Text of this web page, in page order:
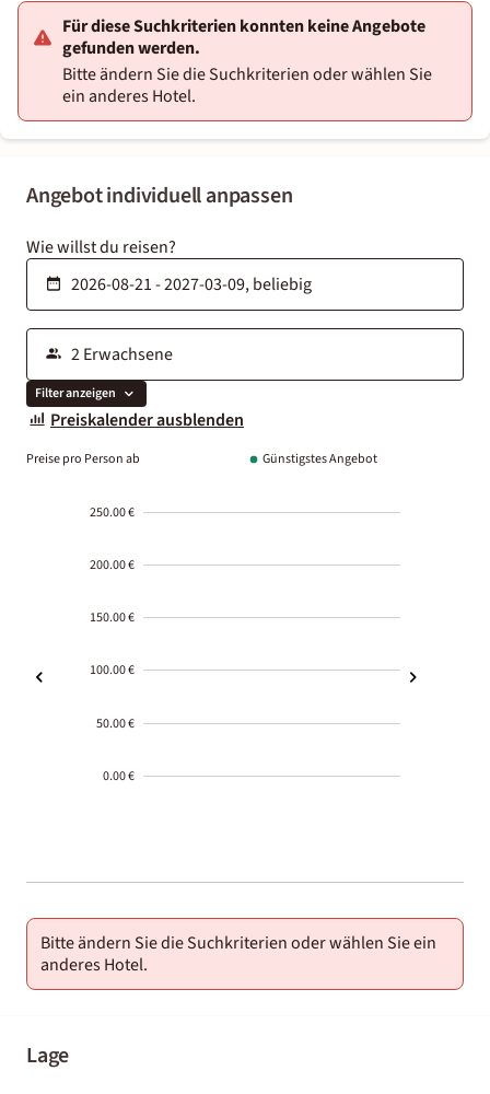
Angebot individuell anpassen
Wie willst du reisen?
Filter anzeigen
Preiskalender ausblenden
Preise pro Person ab Günstigstes Angebot
250.00 €
200.00 €
150.00 €
100.00 €
50.00 €
0.00 €
01-02
Bitte ändern Sie die Suchkriterien oder wählen Sie ein
anderes Hotel.
Lage
Für diese Suchkriterien konnten keine Angebote
gefunden werden.
Bitte ändern Sie die Suchkriterien oder wählen Sie
ein anderes Hotel.